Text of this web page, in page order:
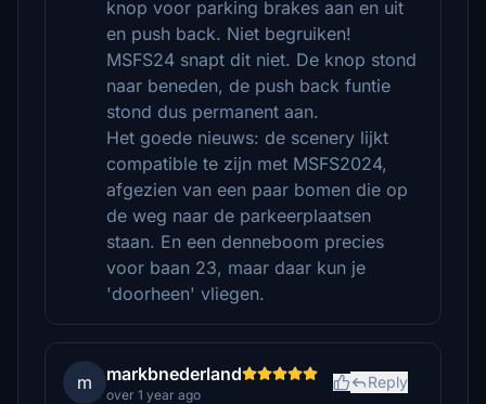
knop voor parking brakes aan en uit
en push back. Niet begruiken!
MSFS24 snapt dit niet. De knop stond
naar beneden, de push back funtie
stond dus permanent aan.
Het goede nieuws: de scenery lijkt
compatible te zijn met MSFS2024,
afgezien van een paar bomen die op
de weg naar de parkeerplaatsen
staan. En een denneboom precies
voor baan 23, maar daar kun je
'doorheen' vliegen.
m markbnederland
over 1 year ago
Reply